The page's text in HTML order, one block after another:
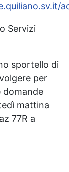
Servizi
sportello di
per
domande
mattina
77R a